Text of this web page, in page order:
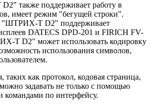
также поддерживает работу в
имеет режим "бегущей строки".
"ШТРИХ-Т D2" поддерживает
DATECS DPD-201 и FIRICH FV-
Т D2" может использовать кодировку
использования символов,
таких как протокол, кодовая страница,
задавать не только с помощью
командами по интерфейсу.